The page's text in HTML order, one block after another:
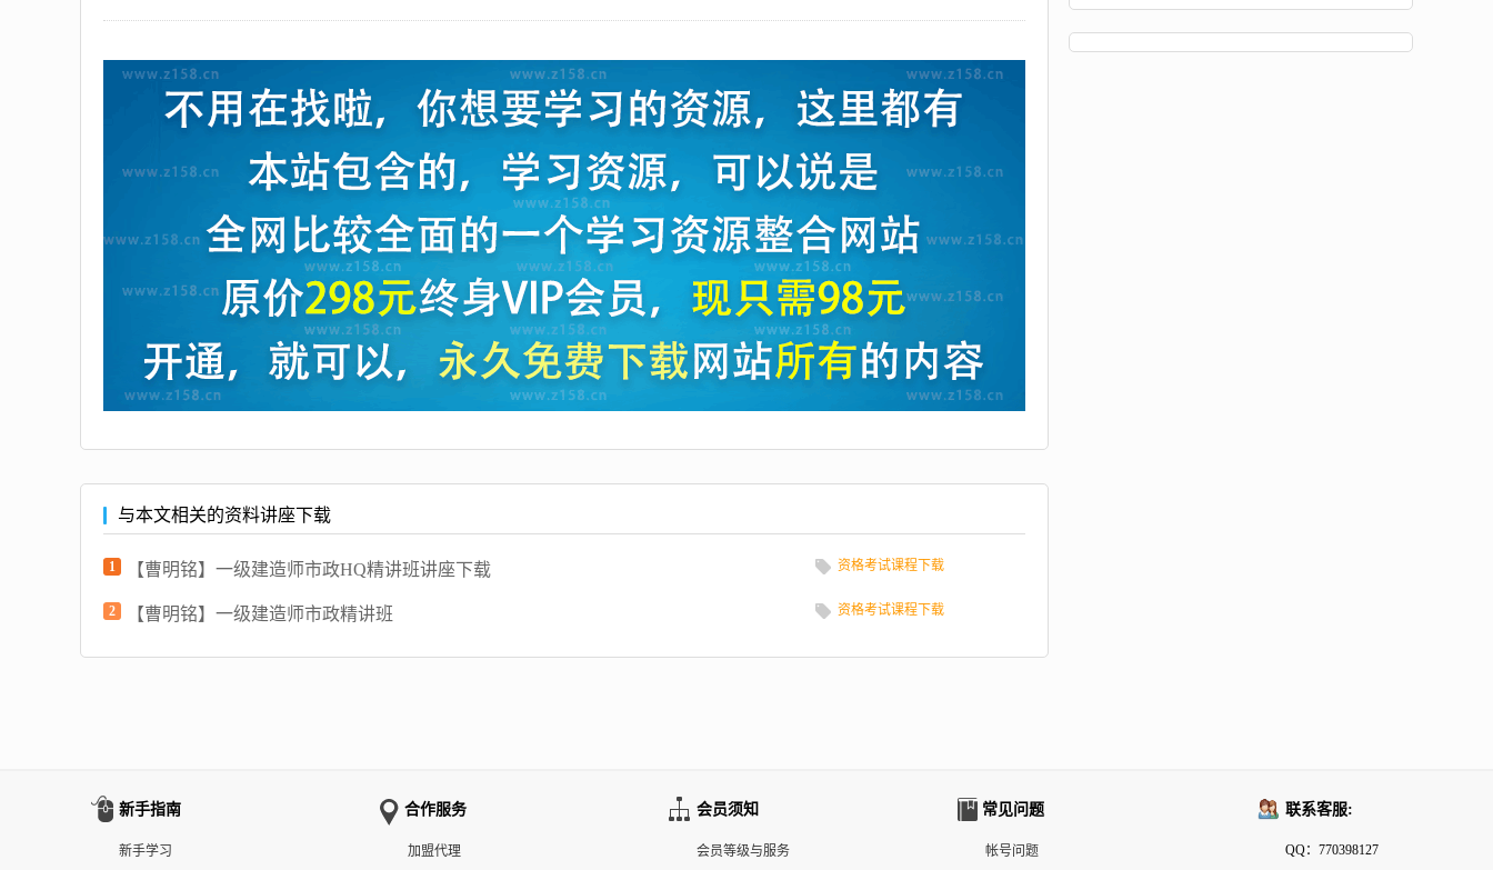
与本文相关的资料讲座下载
1 【曹明铭】一级建造师市政HQ精讲班讲座下载 资格考试课程下载
2 【曹明铭】一级建造师市政精讲班 资格考试课程下载
新手指南
新手学习
合作服务
加盟代理
会员须知
会员等级与服务
常见问题
帐号问题
联系客服:
QQ：770398127